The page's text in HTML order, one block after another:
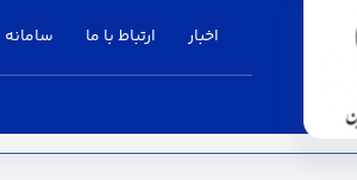
اخبار ارتباط با ما
بررسی مدارک - استانداری